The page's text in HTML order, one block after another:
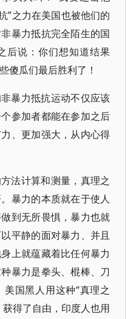
”之力在美国也被他们的
暴力抵抗完全陌生的国
后说：你们想知道结果
傻瓜们最后胜利了！
暴力抵抗运动不仅应该
参加者都能在参加之后
、更加强大，从内心得
法计算和测量，真理之
暴力的本质就在于使人
到无所畏惧，暴力也就
平静的面对暴力、并且
上就蕴藏着比任何暴力
暴力是拳头、棍棒、刀
国黑人用这种“真理之
得了自由，印度人也用